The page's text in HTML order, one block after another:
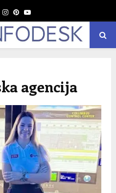
Instagram
Pinterest
Youtube
agencija